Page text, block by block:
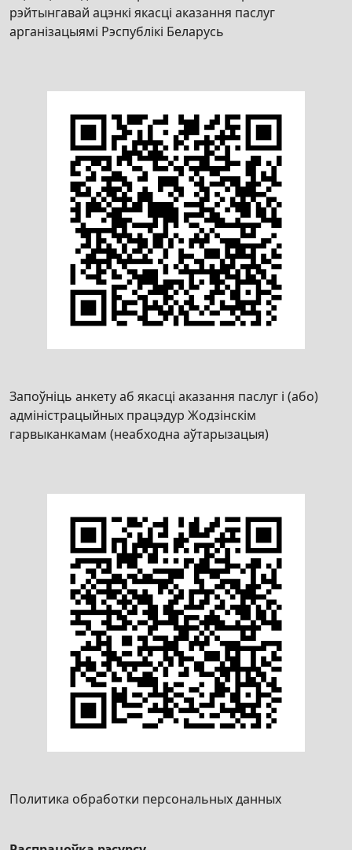
рэйтынгавай ацэнкі якасці аказання паслуг
арганізацыямі Рэспублікі Беларусь
Запоўніць анкету аб якасці аказання паслуг і (або)
адміністрацыйных працэдур Жодзінскім
гарвыканкамам (неабходна аўтарызацыя)
Политика обработки персональных данных